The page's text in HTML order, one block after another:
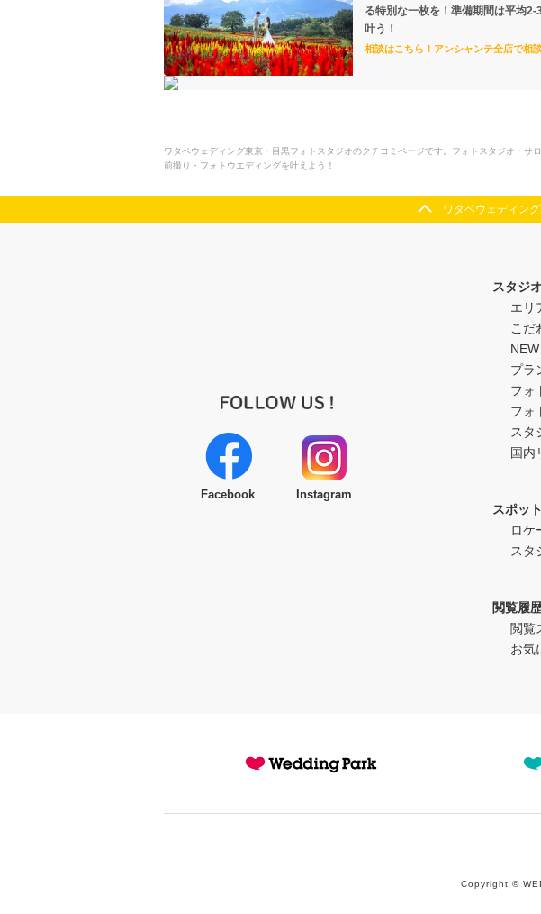
る特別な一枚を！準備期間は平均2-
叶う！
相談はこちら！アンシャンテ全店で相
ワタベウェディング東京・目黒フォトスタジオのクチコミページです。フォトスタジオ・
前撮り・フォトウエディングを叶えよう！
ワタベウェディン
Facebook Instagram
スタジ
エリ
こだ
プラ
フォ
フォ
スタ
国内
スポッ
ロケ
スタ
閲覧履
閲覧
お気
Copyright ©